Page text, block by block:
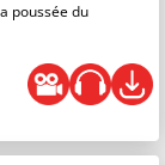
poussée du